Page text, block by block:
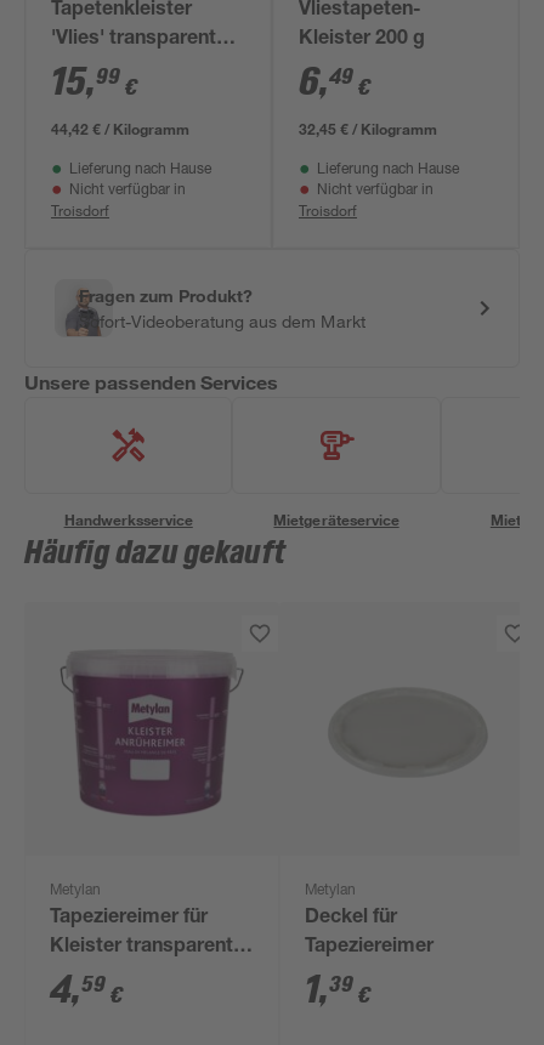
Tapetenkleister
'Vlies' transparent
360 g
15,99 €
44,42 € / Kilogramm
Lieferung nach Hause
Nicht verfügbar in
Troisdorf
Vliestapeten-
Kleister 200 g
6,49 €
32,45 € / Kilogramm
Lieferung nach Hause
Nicht verfügbar in
Troisdorf
Fragen zum Produkt?
Sofort-Videoberatung aus dem Markt
Unsere passenden Services
Handwerksservice Mietgeräteservice
Häufig dazu gekauft
Metylan
Tapeziereimer für
Kleister transparent
10 l
4,59 €
Metylan
Deckel für
Tapeziereimer
1,39 €